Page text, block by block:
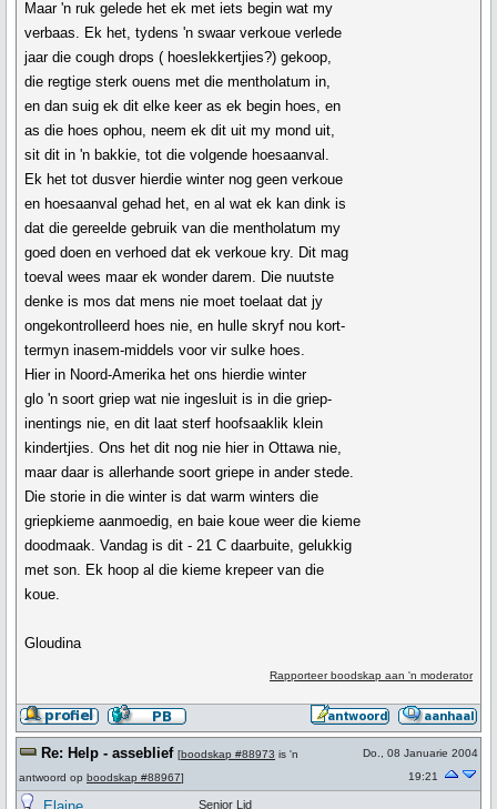
Maar 'n ruk gelede het ek met iets begin wat my
verbaas. Ek het, tydens 'n swaar verkoue verlede
jaar die cough drops ( hoeslekkertjies?) gekoop,
die regtige sterk ouens met die mentholatum in,
en dan suig ek dit elke keer as ek begin hoes, en
as die hoes ophou, neem ek dit uit my mond uit,
sit dit in 'n bakkie, tot die volgende hoesaanval.
Ek het tot dusver hierdie winter nog geen verkoue
en hoesaanval gehad het, en al wat ek kan dink is
dat die gereelde gebruik van die mentholatum my
goed doen en verhoed dat ek verkoue kry. Dit mag
toeval wees maar ek wonder darem. Die nuutste
denke is mos dat mens nie moet toelaat dat jy
ongekontrolleerd hoes nie, en hulle skryf nou kort-
termyn inasem-middels voor vir sulke hoes.
Hier in Noord-Amerika het ons hierdie winter
glo 'n soort griep wat nie ingesluit is in die griep-
inentings nie, en dit laat sterf hoofsaaklik klein
kindertjies. Ons het dit nog nie hier in Ottawa nie,
maar daar is allerhande soort griepe in ander stede.
Die storie in die winter is dat warm winters die
griepkieme aanmoedig, en baie koue weer die kieme
doodmaak. Vandag is dit - 21 C daarbuite, gelukkig
met son. Ek hoop al die kieme krepeer van die
koue.
Gloudina
Rapporteer boodskap aan 'n moderator
Re: Help - asseblief [boodskap #88973 is 'n
antwoord op boodskap #88967]
Do., 08 Januarie 2004
19:21
Senior Lid